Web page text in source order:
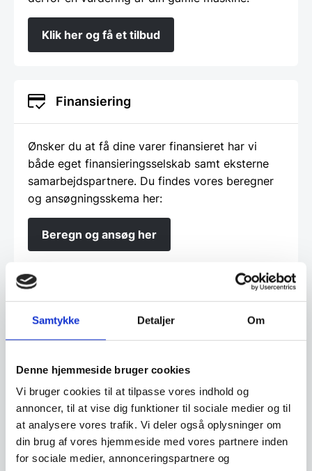
Samtykke Detaljer Om
Denne hjemmeside bruger cookies
Vi bruger cookies til at tilpasse vores indhold og
annoncer, til at vise dig funktioner til sociale medier og til
at analysere vores trafik. Vi deler også oplysninger om
din brug af vores hjemmeside med vores partnere inden
for sociale medier, annonceringspartnere og
Klik her og få et tilbud
Finansiering
Ønsker du at få dine varer finansieret har vi
både eget finansieringsselskab samt eksterne
samarbejdspartnere. Du findes vores beregner
og ansøgningsskema her:
Beregn og ansøg her
Har du spørgsmål til varen? Klik her
Relaterede varer
SPAR OP TIL 25% SPAR 25%